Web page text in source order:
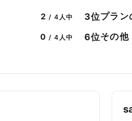
2/ 4人中 3位プラン
0/ 4人中 6位その他